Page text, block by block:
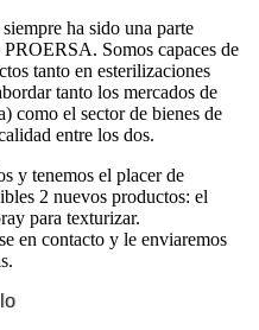
ha sido una parte
Somos capaces de
tanto en esterilizaciones
tanto los mercados de
como el sector de bienes de
entre los dos.
y tenemos el placer de
2 nuevos productos: el
para texturizar.
en contacto y le enviaremos